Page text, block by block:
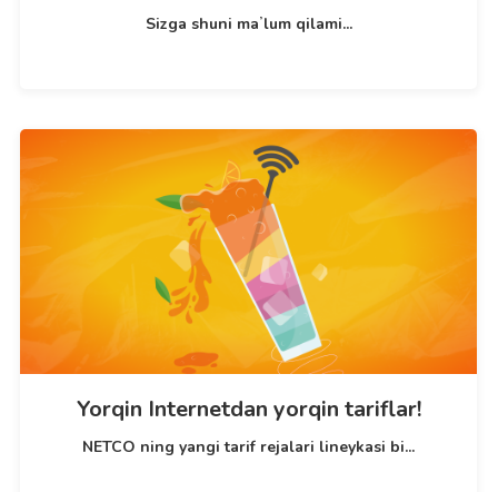
Sizga shuni maʼlum qilami...
Yorqin Internetdan yorqin tariflar!
NETCO ning yangi tarif rejalari lineykasi bi...